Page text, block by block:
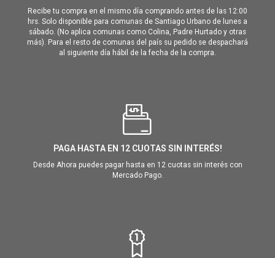
Recibe tu compra en el mismo día comprando antes de las 12:00
hrs. Solo disponible para comunas de Santiago Urbano de lunes a
sábado. (No aplica comunas como Colina, Padre Hurtado y otras
más). Para el resto de comunas del país su pedido se despachará
al siguiente día hábil de la fecha de la compra.
PAGA HASTA EN 12 CUOTAS SIN INTERÉS!
Desde Ahora puedes pagar hasta en 12 cuotas sin interés con
Mercado Pago.